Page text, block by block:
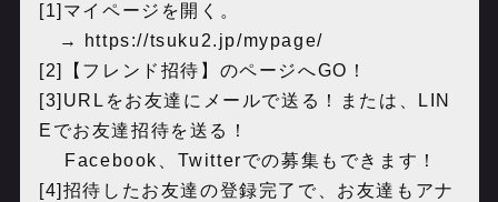
[1]マイページを開く。
→ ‪https://tsuku2.jp/mypage/‬
[2]【フレンド招待】のページへGO！
[3]URLをお友達にメールで送る！または、LIN
Eでお友達招待を送る！
Facebook、Twitterでの募集もできます！
[4]招待したお友達の登録完了で、お友達もアナ